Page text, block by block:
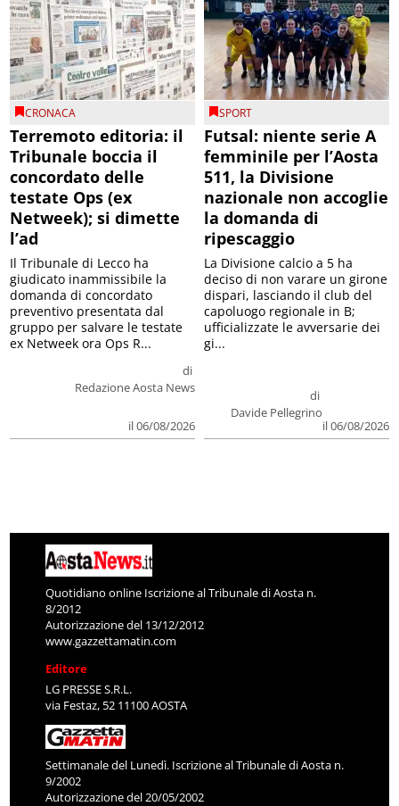
CRONACA
Terremoto editoria: il
Tribunale boccia il
concordato delle
testate Ops (ex
Netweek); si dimette
l’ad
di
Redazione Aosta News
il 06/08/2026
Il Tribunale di Lecco ha
giudicato inammissibile la
domanda di concordato
preventivo presentata dal
gruppo per salvare le testate
ex Netweek ora Ops R...
SPORT
Futsal: niente serie A
femminile per l’Aosta
511, la Divisione
nazionale non accoglie
la domanda di
ripescaggio
di
Davide Pellegrino
il 06/08/2026
La Divisione calcio a 5 ha
deciso di non varare un girone
dispari, lasciando il club del
capoluogo regionale in B;
ufficializzate le avversarie dei
gi...
Quotidiano online Iscrizione al Tribunale di Aosta n.
8/2012
Autorizzazione del 13/12/2012
www.gazzettamatin.com
Editore
LG PRESSE S.R.L.
via Festaz, 52 11100 AOSTA
Settimanale del Lunedì. Iscrizione al Tribunale di Aosta n.
9/2002
Autorizzazione del 20/05/2002